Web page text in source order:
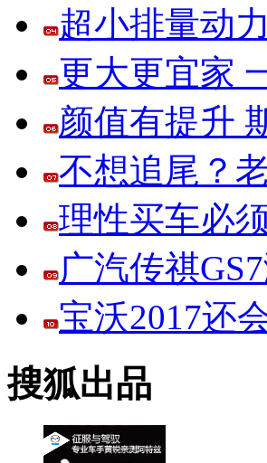
超小排量动
更大更宜家
颜值有提升
不想追尾？
理性买车必
广汽传祺
宝沃2017还
搜狐出品